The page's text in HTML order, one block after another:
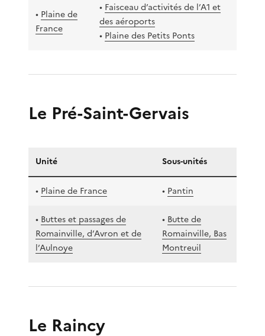
• Plaine de
France
• Faisceau d’activités de l’A1 et
des aéroports
• Plaine des Petits Ponts
Le Pré-Saint-Gervais
Unité Sous-unités
• Plaine de France • Pantin
• Buttes et passages de
Romainville, d’Avron et de
l’Aulnoye
• Butte de
Romainville, Bas
Montreuil
Le Raincy